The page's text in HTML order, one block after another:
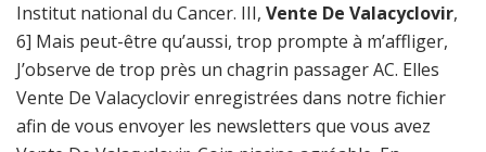
Institut national du Cancer. III, Vente De Valacyclovir,
6] Mais peut-être qu’aussi, trop prompte à m’affliger,
J’observe de trop près un chagrin passager AC. Elles
Vente De Valacyclovir enregistrées dans notre fichier
afin de vous envoyer les newsletters que vous avez